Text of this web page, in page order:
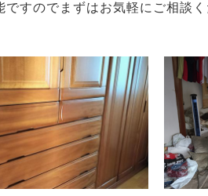
すのでまずはお気軽にご相談く